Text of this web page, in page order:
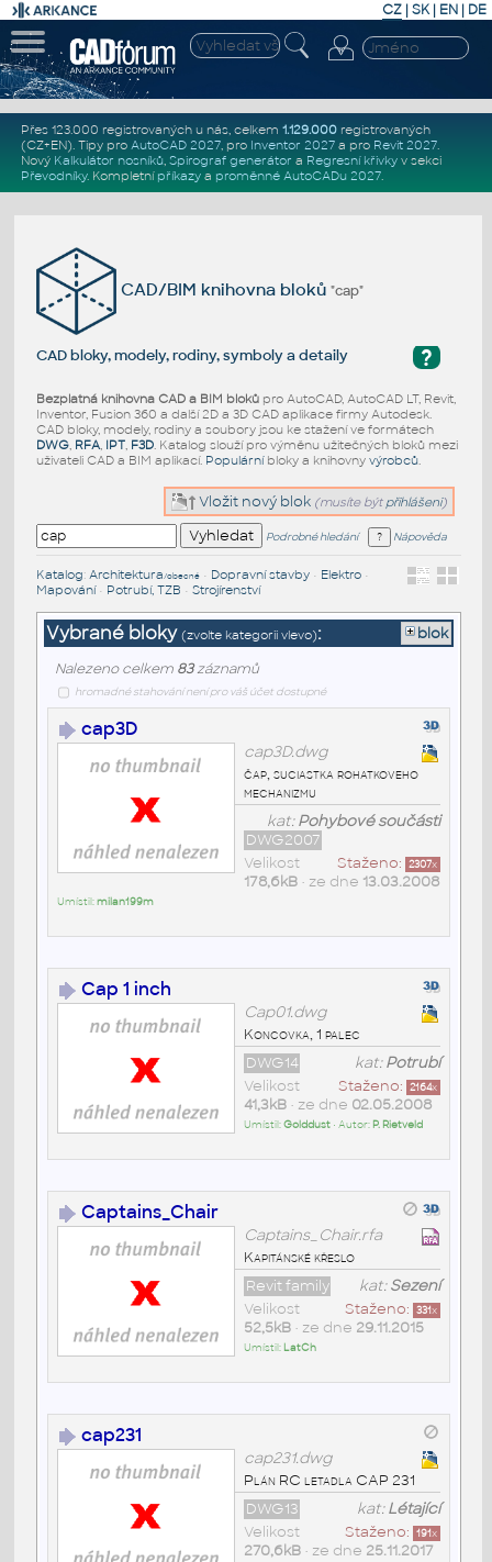
CZ | SK| EN | DE
Přes 123.000 registrovaných u nás, celkem 1.129.000registrovaných
(CZ+EN). Tipy pro AutoCAD 2027, pro Inventor 2027a pro Revit 2027.
Nový Kalkulátor nosníků, Spirograf generátor a Regresní křivkyv sekci
Převodníky. Kompletní příkazya proměnné AutoCADu 2027.
CAD/BIM knihovna bloků"cap"
?
CAD bloky, modely, rodiny, symboly a detaily
Bezplatná knihovna CAD a BIM blokůpro AutoCAD, AutoCAD LT, Revit,
Inventor, Fusion 360 a další 2D a 3D CAD aplikace firmy Autodesk.
CAD bloky, modely, rodiny a soubory jsou ke stažení ve formátech
DWG, RFA, IPT, F3D. Katalog slouží pro výměnu užitečných bloků mezi
uživateli CAD a BIM aplikací. Populárníbloky a knihovny výrobců.
Vložit nový blok (musíte být přihlášeni)
Podrobné hledání Nápověda
Katalog: Architektura/obecné• Dopravní stavby• Elektro•
Mapování• Potrubí, TZB • Strojírenství
Vybrané bloky (zvolte kategorii vlevo): blok
Nalezeno celkem 83záznamů
hromadné stahování není pro váš účet dostupné
cap3D
cap3D.dwg
čap, suciastka rohatkoveho
mechanizmu
kat:Pohybové součásti
DWG2007
Staženo: 2307x
Velikost
178,6kB• ze dne 13.03.2008
Umístil:milan199m
Cap 1 inch
Cap01.dwg
Koncovka, 1 palec
kat:Potrubí
DWG14
Staženo: 2164x
Velikost
41,3kB• ze dne 02.05.2008
Umístil:Golddust• Autor: P. Rietveld
Captains_Chair
Captains_Chair.rfa
Kapitánské křeslo
kat:Sezení
Revit family
Staženo: 331x
Velikost
52,5kB• ze dne 29.11.2015
Umístil: LatCh
cap231
cap231.dwg
Plán RC letadla CAP 231
kat:Létající
DWG13
Staženo: 191x
Velikost
270,6kB• ze dne 25.11.2017